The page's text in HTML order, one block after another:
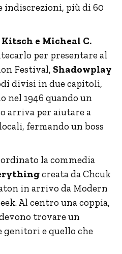
indiscrezioni, più di 60
e Micheal C.
per presentare al
Festival, Shadowplay
divisi in due capitoli,
nel 1946 quando un
arriva per aiutare a
fermando un boss
ordinato la commedia
creata da Chcuk
in arrivo da Modern
Al centro una coppia,
trovare un
genitori e quello che